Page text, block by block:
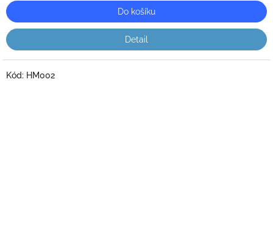
Do košíku
Detail
Kód: HM002